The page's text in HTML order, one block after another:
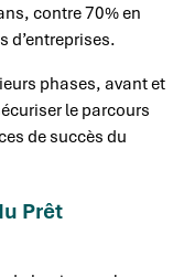
contre 70% en
d’entreprises.
phases, avant et
le parcours
de succès du
Prêt